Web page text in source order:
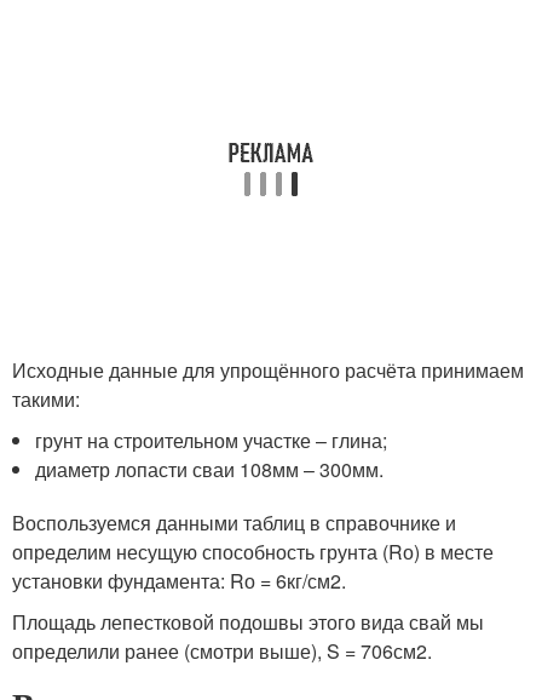
Исходные данные для упрощённого расчёта принимаем
такими:
грунт на строительном участке – глина;
диаметр лопасти сваи 108мм – 300мм.
Воспользуемся данными таблиц в справочнике и
определим несущую способность грунта (Rо) в месте
установки фундамента: Rо = 6кг/см2.
Площадь лепестковой подошвы этого вида свай мы
определили ранее (смотри выше), S = 706см2.